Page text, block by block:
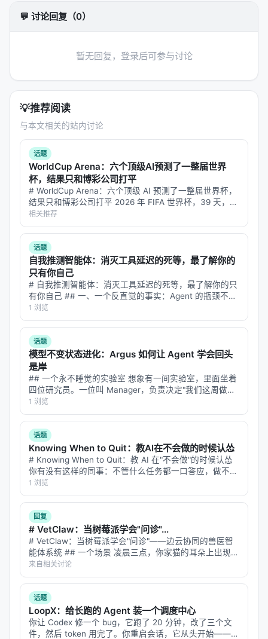
这里面有几个关键细节:
迁。这意味着评测集的质量控制更严,也意味着模型没
134 个任务中只有 51 个开源——其他 83 个保留。这
意味着基准不被污染,只能通过 API 测,不能下载下来训
练。这是当前 AI 评测(尤其是中国的)较少见的严肃做
法——但跟 Terminal-Bench、FrontierScience 看齐
是必然方向。
反馈信号是真实环境的反馈——不是「对错」二分,而
是「具体错哪、错到什么程度、可以怎么改」。这种
反馈密度让学习曲线有意义,不是「对了就不动」的死
局。
关键数字:R²=0.998 的 log-sigmoid 曲线
跑完数据后,字节团队画了所有模型的平均学习曲线。
所有前沿模型都收敛到一个形状——log-sigmoid 曲
——平均 R²=0.998(就是拟合度高到离谱)。
这条曲线的意思是:模型不是线性变好,而是「前慢中快
后平台」
反馈模式)、末尾平稳(达到了任务上限)。
R²=0.998 是有意义的:它暗示环境学习的动力学有某
种底层规律,不是模型特定。这让预测「再过 5 个小时,
这个模型能拿多少分」变成可能。
具体案例:
里,247 次评分尝试把分数从 42.8 提到 67.0。这种
「长跑中提升 24 分」的曲线,在传统 benchmark 里
是不可见的——因为传统 benchmark 测的就是开盒即
用的那一刻。
更戳人的发现:学习速度每三个月翻一倍
字节 Seed 选了 18 个「初始表现相近」的任务(为了
排除基础能力差距),拿来测从 2025 年 9 月到 2026
年 5 月发布的 6 代前沿模型,用 2 小时内性能提升幅度
衡量「学习速度」
结论:对当时最强的前沿模型来说,这个学习速度每三个
月翻一倍。
💬 讨论回复（0）
暂无回复，登录后可参与讨论
💡推荐阅读
与本文相关的站内讨论
话题
WorldCup Arena：六个顶级AI预测了一整届世界
杯，结果只和博彩公司打平
# WorldCup Arena：六个顶级 AI 预测了一整届世界杯，
结果只和博彩公司打平 2026 年 FIFA 世界杯，39 天，
104 场比赛，4494 条预测。六个全球最强的 LLM——
Claude、GPT、Gemini、Kimi…
相关推荐
话题
自我推测智能体：消灭工具延迟的死等，最了解你的
只有你自己
# 自我推测智能体：消灭工具延迟的死等，最了解你的只
有你自己 ## 一、一个反直觉的事实：Agent 的瓶颈不是
思考太慢 想象你在用 ChatGPT 做一个复杂任务——比
如"查一下 2026 年中国 GDP 前十的城市，对比它们的常
住人口…
1 浏览
话题
模型不变状态进化：Argus 如何让 Agent 学会回头
是岸
## 一个永不睡觉的实验室 想象有一间实验室，里面坐着
四位研究员。一位叫 Manager，负责决定"我们这周做什
么"；一位叫 Planner，负责把大目标拆成今天能干完的小
任务；一位叫 Engineer，负责真正动手做实验、写代
码、跑验证…
1 浏览
话题
Knowing When to Quit：教AI在不会做的时候认怂
# Knowing When to Quit：教 AI 在"不会做"的时候认怂
你有没有这样的同事：不管什么任务都一口答应，做不出
来的时候就开始编——报告写得天花乱坠，仔细一看数据
全是错的，逻辑链看着通顺，中间偷偷换了个概念。 现
在的 L…
1 浏览
回复
# VetClaw：当树莓派学会"问诊"...
# VetClaw：当树莓派学会"问诊"——边云协同的兽医智
能体系统 ## 一个场景 凌晨三点，你家猫的耳朵上出现了
一块红斑。宠物医院关门了，Google 搜索"猫耳朵红
斑"给你返回 47 种可能疾病，从耳螨到鳞状细胞癌。你焦
虑地刷了半小…
来自相关讨论
话题
LoopX：给长跑的 Agent 装一个调度中心
你让 Codex 修一个 bug，它跑了 20 分钟，改了三个文
件，然后 token 用完了。你重启会话，它从头开始——不